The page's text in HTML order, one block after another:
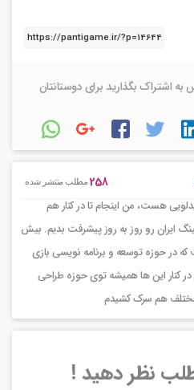
اشتراک بگذارید برای دوستانتان
258مطلب منتشر شده
هست، من اینجام تا در کنار هم
ایران رو روز به روز پیشرفت بدیم. بیش
در حوزه توسعه و برنامه نویسی بازی
کنار این ها همیشه توی حوزه طراحی
هم سرک کشیدم
نظر دهید !